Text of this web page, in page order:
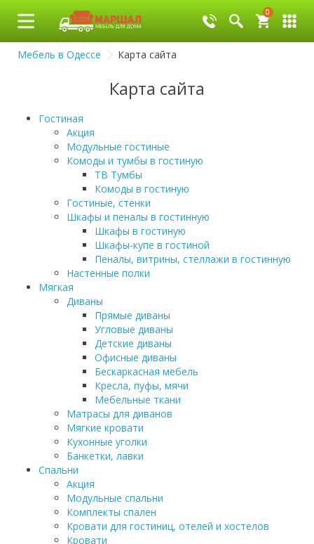
0
0
Мебель в Одессе Карта сайта
Карта сайта
Гостиная
Акция
Модульные гостиные
Комоды и тумбы в гостиную
ТВ Тумбы
Комоды в гостиную
Гостиные, стенки
Шкафы и пеналы в гостинную
Шкафы в гостиную
Шкафы-купе в гостиной
Пеналы, витрины, стеллажи в гостинную
Настенные полки
Мягкая
Диваны
Прямые диваны
Угловые диваны
Детские диваны
Офисные диваны
Бескаркасная мебель
Кресла, пуфы, мячи
Мебельные ткани
Матрасы для диванов
Мягкие кровати
Кухонные уголки
Банкетки, лавки
Спальни
Акция
Модульные спальни
Комплекты спален
Кровати для гостиниц, отелей и хостелов
Кровати